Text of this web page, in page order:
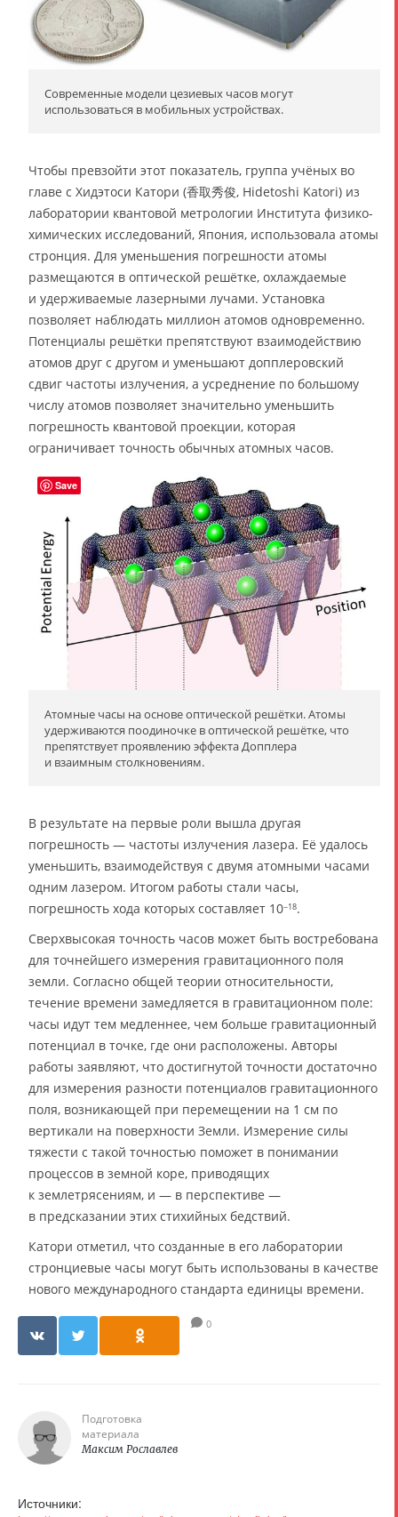
Современные модели цезиевых часов могут
использоваться в мобильных устройствах.
Чтобы превзойти этот показатель, группа учёных во
главе с Хидэтоси Катори (香取秀俊, Hidetoshi Katori) из
лаборатории квантовой метрологии Института физико-
химических исследований, Япония, использовала атомы
стронция. Для уменьшения погрешности атомы
размещаются в оптической решётке, охлаждаемые
и удерживаемые лазерными лучами. Установка
позволяет наблюдать миллион атомов одновременно.
Потенциалы решётки препятствуют взаимодействию
атомов друг с другом и уменьшают допплеровский
сдвиг частоты излучения, а усреднение по большому
числу атомов позволяет значительно уменьшить
погрешность квантовой проекции, которая
ограничивает точность обычных атомных часов.
Атомные часы на основе оптической решётки. Атомы
удерживаются поодиночке в оптической решётке, что
препятствует проявлению эффекта Допплера
и взаимным столкновениям.
В результате на первые роли вышла другая
погрешность — частоты излучения лазера. Её удалось
уменьшить, взаимодействуя с двумя атомными часами
одним лазером. Итогом работы стали часы,
погрешность хода которых составляет 10−18.
Сверхвысокая точность часов может быть востребована
для точнейшего измерения гравитационного поля
земли. Согласно общей теории относительности,
течение времени замедляется в гравитационном поле:
часы идут тем медленнее, чем больше гравитационный
потенциал в точке, где они расположены. Авторы
работы заявляют, что достигнутой точности достаточно
для измерения разности потенциалов гравитационного
поля, возникающей при перемещении на 1 см по
вертикали на поверхности Земли. Измерение силы
тяжести с такой точностью поможет в понимании
процессов в земной коре, приводящих
к землетрясениям, и — в перспективе —
в предсказании этих стихийных бедствий.
Катори отметил, что созданные в его лаборатории
стронциевые часы могут быть использованы в качестве
нового международного стандарта единицы времени.
0
Подготовка
материала
Максим Рославлев
Источники:
Save